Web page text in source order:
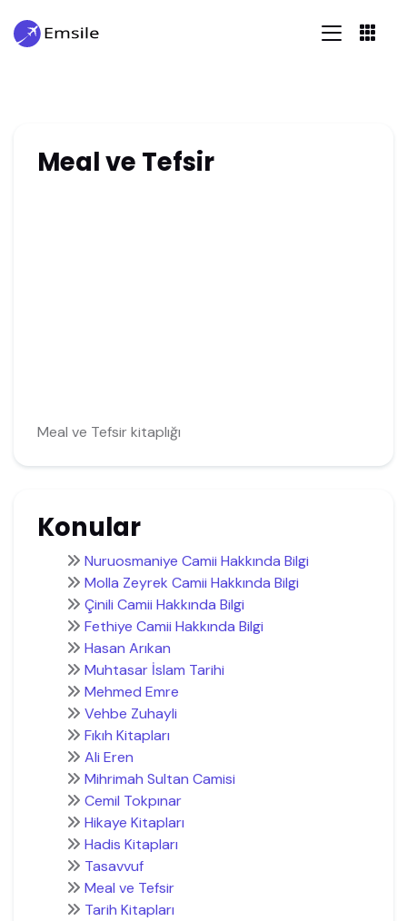
Meal ve Tefsir
Meal ve Tefsir kitaplığı
Konular
Nuruosmaniye Camii Hakkında Bilgi
Molla Zeyrek Camii Hakkında Bilgi
Çinili Camii Hakkında Bilgi
Fethiye Camii Hakkında Bilgi
Hasan Arıkan
Muhtasar İslam Tarihi
Mehmed Emre
Vehbe Zuhayli
Fıkıh Kitapları
Ali Eren
Mihrimah Sultan Camisi
Cemil Tokpınar
Hikaye Kitapları
Hadis Kitapları
Tasavvuf
Meal ve Tefsir
Tarih Kitapları